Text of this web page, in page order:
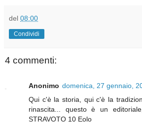
del 08:00
Condividi
4 commenti:
Anonimo domenica, 27 gennaio,
Qui c'è la storia, qui c'è la
rinascita... questo è un
STRAVOTO 10 Eolo